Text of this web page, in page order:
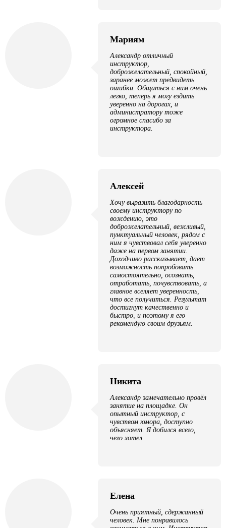
Мариям
Александр отличный
инструктор,
доброжелательный, спокойный,
заранее может предвидеть
ошибки. Общаться с ним очень
легко, теперь я могу ездить
уверенно на дорогах, и
администратору тоже
огромное спасибо за
инструктора.
Алексей
Хочу выразить благодарность
своему инструктору по
вождению, это
доброжелательный, вежливый,
пунктуальный человек, рядом с
ним я чувствовал себя уверенно
даже на первом занятии.
Доходчиво рассказывает, дает
возможность попробовать
самостоятельно, осознать,
отработать, почувствовать, а
главное вселяет уверенность,
что все получиться. Результат
достигнут качественно и
быстро, и поэтому я его
рекомендую своим друзьям.
Никита
Александр замечательно провёл
занятие на площадке. Он
опытный инструктор, с
чувством юмора, доступно
объясняет. Я добился всего,
чего хотел.
Елена
Очень приятный, сдержанный
человек. Мне понравилось